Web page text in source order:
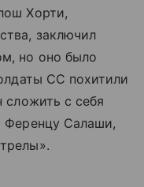
Хорти,
заключил
но оно было
СС похитили
сложить с себя
Ференцу Салаши,